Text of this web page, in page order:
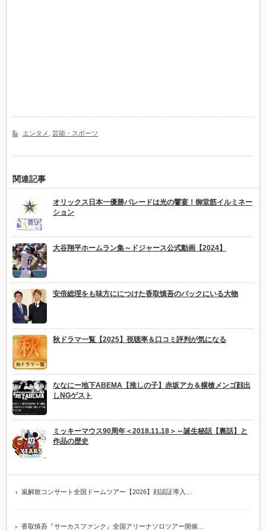
エンタメ 芸能・スポーツ
関連記事
オリックス日本一優勝パレードは光の饗宴！御堂筋イルミネー
ション
大谷翔平ホームラン集～ドジャース公式動画【2024】
安倍総理をも味方ににつけた香取慎吾のバックにいる大物
秋ドラマ一覧【2025】視聴率＆口コミ評判が気になる
ななにー地下ABEMA【推しの子】赤坂アカ＆横槍メンゴ顔出
しNGゲスト
ミッキーマウス90周年＜2018.11.18＞～誕生秘話【裏話】と
作品の歴史
嵐解散コンサート全国ドームツアー【2026】顔認証導入…
香取慎吾『サーカスファンク』全国アリーナソロツアー開催…